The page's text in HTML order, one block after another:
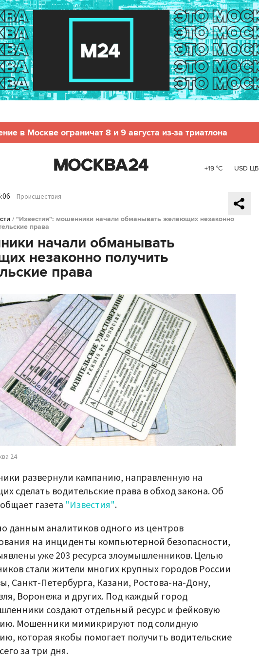
в Москве ограничат 8 и 9 августа из-за триатлона
+19 °C USD ЦБ
Происшествия
/"Известия": мошенники начали обманывать желающих незаконно
права
начали обманывать
незаконно получить
права
24
развернули кампанию, направленную на
сделать водительские права в обход закона. Об
газета "Известия".
данным аналитиков одного из центров
на инциденты компьютерной безопасности,
уже 203 ресурса злоумышленников. Целью
стали жители многих крупных городов России
Санкт-Петербурга, Казани, Ростова-на-Дону,
Воронежа и других. Под каждый город
создают отдельный ресурс и фейковую
Мошенники мимикрируют под солидную
которая якобы помогает получить водительские
за три дня.